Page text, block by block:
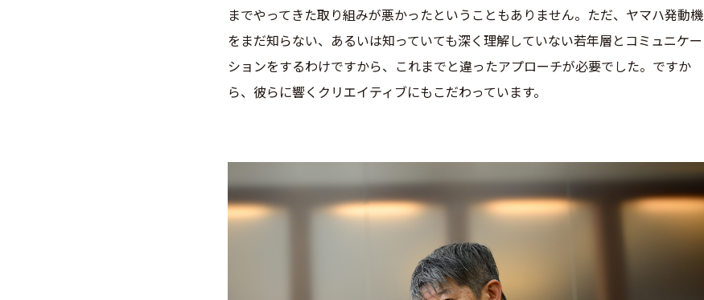
までやってきた取り組みが悪かったということもありません。ただ、ヤマハ発動機
をまだ知らない、あるいは知っていても深く理解していない若年層とコミュニケー
ションをするわけですから、これまでと違ったアプローチが必要でした。ですか
ら、彼らに響くクリエイティブにもこだわっています。